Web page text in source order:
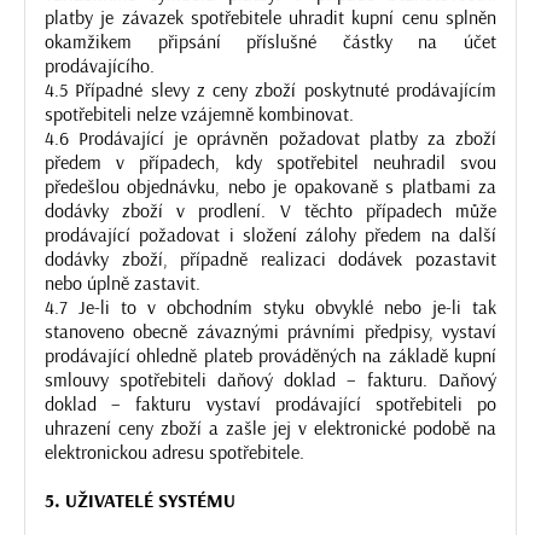
platby je závazek spotřebitele uhradit kupní cenu splněn
okamžikem připsání příslušné částky na účet
prodávajícího.
4.5 Případné slevy z ceny zboží poskytnuté prodávajícím
spotřebiteli nelze vzájemně kombinovat.
4.6 Prodávající je oprávněn požadovat platby za zboží
předem v případech, kdy spotřebitel neuhradil svou
předešlou objednávku, nebo je opakovaně s platbami za
dodávky zboží v prodlení. V těchto případech může
prodávající požadovat i složení zálohy předem na další
dodávky zboží, případně realizaci dodávek pozastavit
nebo úplně zastavit.
4.7 Je-li to v obchodním styku obvyklé nebo je-li tak
stanoveno obecně závaznými právními předpisy, vystaví
prodávající ohledně plateb prováděných na základě kupní
smlouvy spotřebiteli daňový doklad – fakturu. Daňový
doklad – fakturu vystaví prodávající spotřebiteli po
uhrazení ceny zboží a zašle jej v elektronické podobě na
elektronickou adresu spotřebitele.
5. UŽIVATELÉ SYSTÉMU